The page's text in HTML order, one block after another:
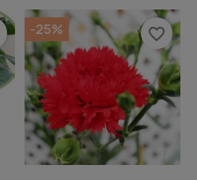
-25% favorite_border